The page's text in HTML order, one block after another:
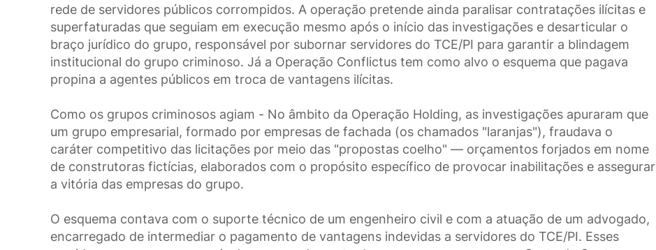
rede de servidores públicos corrompidos. A operação pretende ainda paralisar contratações ilícitas e
superfaturadas que seguiam em execução mesmo após o início das investigações e desarticular o
braço jurídico do grupo, responsável por subornar servidores do TCE/PI para garantir a blindagem
institucional do grupo criminoso. Já a Operação Conflictus tem como alvo o esquema que pagava
propina a agentes públicos em troca de vantagens ilícitas.
Como os grupos criminosos agiam - No âmbito da Operação Holding, as investigações apuraram que
um grupo empresarial, formado por empresas de fachada (os chamados "laranjas"), fraudava o
caráter competitivo das licitações por meio das "propostas coelho" — orçamentos forjados em nome
de construtoras fictícias, elaborados com o propósito específico de provocar inabilitações e assegurar
a vitória das empresas do grupo.
O esquema contava com o suporte técnico de um engenheiro civil e com a atuação de um advogado,
encarregado de intermediar o pagamento de vantagens indevidas a servidores do TCE/PI. Esses